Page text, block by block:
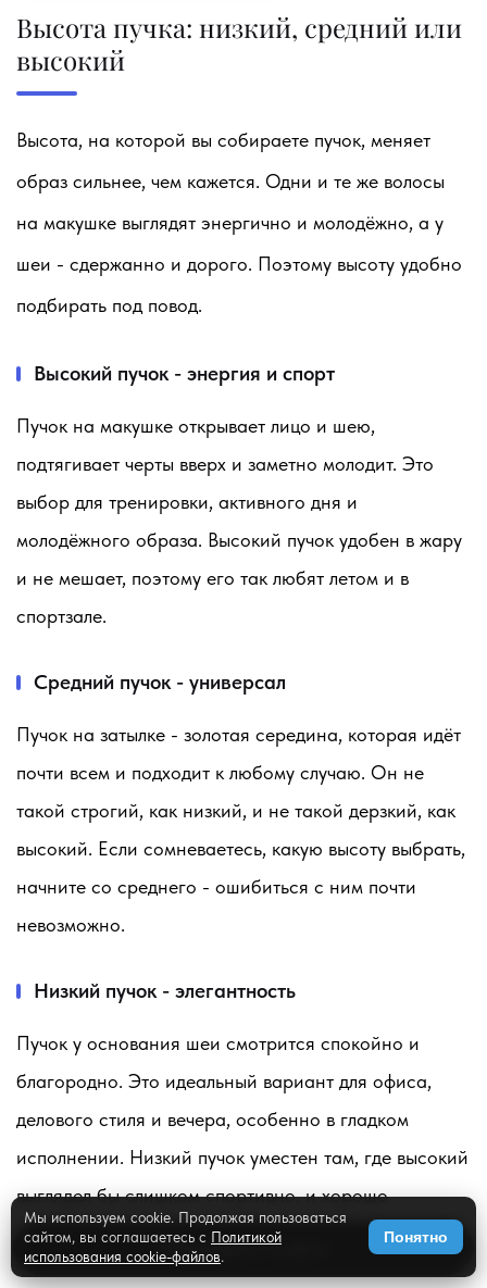
Высота пучка: низкий, средний или
высокий
Высота, на которой вы собираете пучок, меняет
образ сильнее, чем кажется. Одни и те же волосы
на макушке выглядят энергично и молодёжно, а у
шеи - сдержанно и дорого. Поэтому высоту удобно
подбирать под повод.
Высокий пучок - энергия и спорт
Пучок на макушке открывает лицо и шею,
подтягивает черты вверх и заметно молодит. Это
выбор для тренировки, активного дня и
молодёжного образа. Высокий пучок удобен в жару
и не мешает, поэтому его так любят летом и в
спортзале.
Средний пучок - универсал
Пучок на затылке - золотая середина, которая идёт
почти всем и подходит к любому случаю. Он не
такой строгий, как низкий, и не такой дерзкий, как
высокий. Если сомневаетесь, какую высоту выбрать,
начните со среднего - ошибиться с ним почти
невозможно.
Низкий пучок - элегантность
Пучок у основания шеи смотрится спокойно и
благородно. Это идеальный вариант для офиса,
делового стиля и вечера, особенно в гладком
исполнении. Низкий пучок уместен там, где высокий
выглядел бы слишком спортивно, и хорошо
сочетается со строгой одеждой и украшениями.
✨Примерить на фото
Мы используем cookie. Продолжая пользоваться
сайтом, вы соглашаетесь с Политикой
использования cookie-файлов.
Понятно